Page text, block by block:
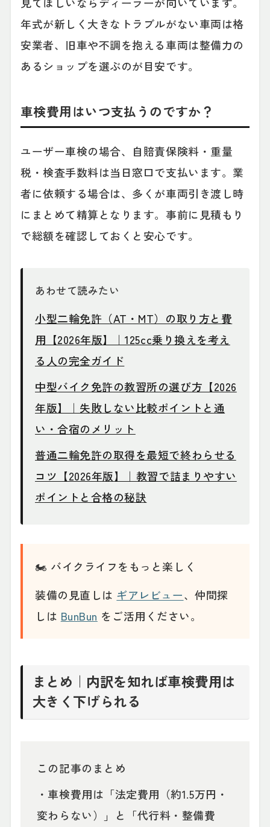
年式が新しく大きなトラブルがない車両は格
安業者、旧車や不調を抱える車両は整備力の
あるショップを選ぶのが目安です。
車検費用はいつ支払うのですか？
ユーザー車検の場合、自賠責保険料・重量
税・検査手数料は当日窓口で支払います。業
者に依頼する場合は、多くが車両引き渡し時
にまとめて精算となります。事前に見積もり
で総額を確認しておくと安心です。
あわせて読みたい
小型二輪免許（AT・MT）の取り方と費
用【2026年版】｜125cc乗り換えを考え
る人の完全ガイド
中型バイク免許の教習所の選び方【2026
年版】｜失敗しない比較ポイントと通
い・合宿のメリット
普通二輪免許の取得を最短で終わらせる
コツ【2026年版】｜教習で詰まりやすい
ポイントと合格の秘訣
🏍️ バイクライフをもっと楽しく
装備の見直しは ギアレビュー、仲間探
しは BunBun をご活用ください。
まとめ｜内訳を知れば車検費用は
大きく下げられる
この記事のまとめ
・車検費用は「法定費用（約1.5万円・
変わらない）」と「代行料・整備費